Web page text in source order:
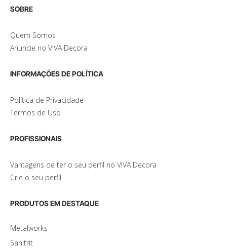
SOBRE
Quem Somos
Anuncie no VIVA Decora
INFORMAÇÕES DE POLÍTICA
Política de Privacidade
Termos de Uso
PROFISSIONAIS
Vantagens de ter o seu perfil no VIVA Decora
Crie o seu perfil
PRODUTOS EM DESTAQUE
Metalworks
Sanitrit